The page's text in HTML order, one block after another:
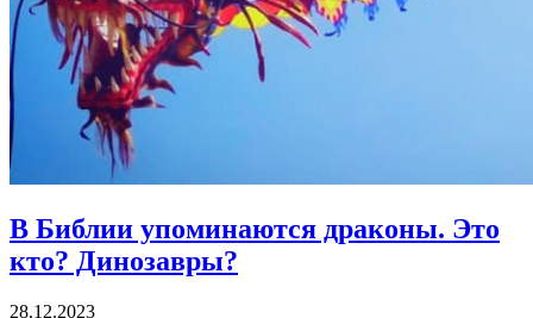
В Библии упоминаются драконы. Это
кто? Динозавры?
28.12.2023